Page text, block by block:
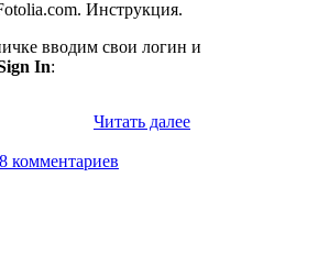
вводим свои логин и
In:
Читать далее
8 комментариев